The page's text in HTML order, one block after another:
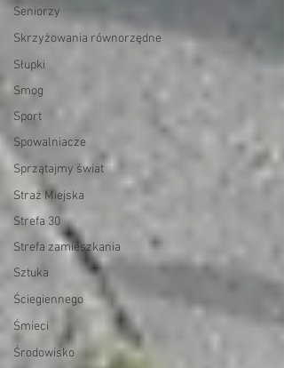
Seniorzy
Skrzyżowania równorzędne
Słupki
Smog
Sport
Spowalniacze
Sprzątajmy świat
Straż Miejska
Strefa 30
Strefa zamieszkania
Sztuka
Ściegiennego
Śmieci
Środowisko